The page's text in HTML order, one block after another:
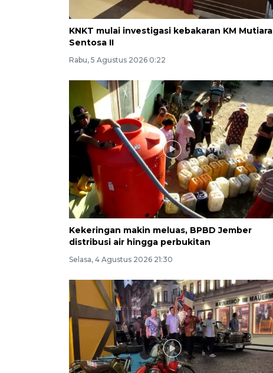
KNKT mulai investigasi kebakaran KM Mutiara
Sentosa II
Rabu, 5 Agustus 2026 0:22
Kekeringan makin meluas, BPBD Jember
distribusi air hingga perbukitan
Selasa, 4 Agustus 2026 21:30